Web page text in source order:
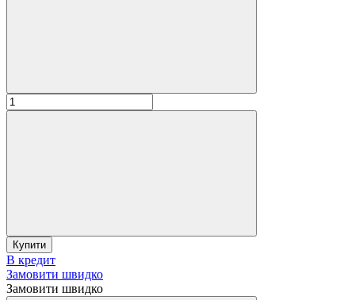
Купити
В кредит
Замовити швидко
Замовити швидко